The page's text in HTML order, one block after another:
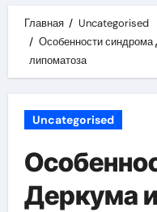
Главная
Uncategorised
Особенности синдрома
липоматоза
Uncategorised
Деркума